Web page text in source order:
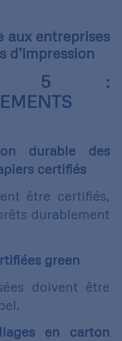
aux entreprises
d’impression
5 :
durable des
certifiés
être certifiés,
durablement
green
doivent être
en carton